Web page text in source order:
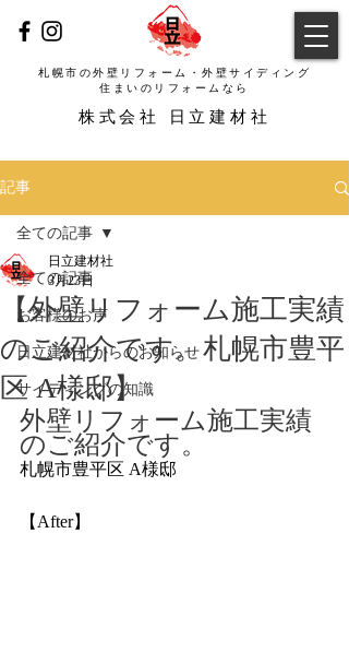
札幌市の外壁リフォーム・外壁サイディング
​株式会社 日立建材社
​住まいのリフォームなら
記事
全ての記事
お客様のお声
日立建材社からのお知らせ
サイディングの知識
全ての記事
【外壁リフォーム施工実績
のご紹介です。札幌市豊平
区 A様邸】
日立建材社
3月23日
外壁リフォーム施工実績
のご紹介です。
札幌市豊平区 A様邸
【After】